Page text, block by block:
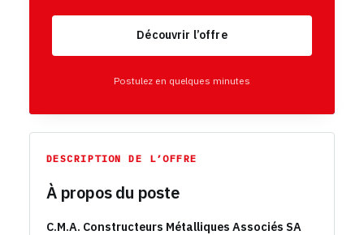
Découvrir l’offre
Postulez en quelques minutes
DESCRIPTION DE L’OFFRE
À propos du poste
C.M.A. Constructeurs Métalliques Associés SA